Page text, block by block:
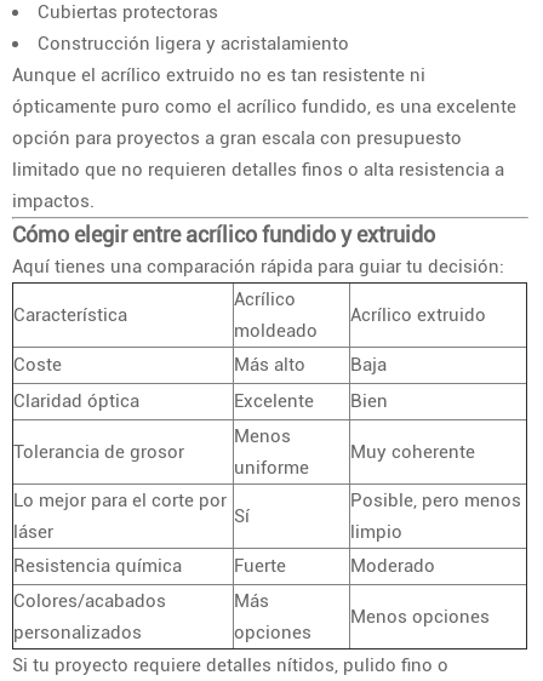
Cubiertas protectoras
Construcción ligera y acristalamiento
Aunque el acrílico extruido no es tan resistente ni
ópticamente puro como el acrílico fundido, es una excelente
opción para proyectos a gran escala con presupuesto
limitado que no requieren detalles finos o alta resistencia a
impactos.
Cómo elegir entre acrílico fundido y extruido
Aquí tienes una comparación rápida para guiar tu decisión:
Característica
Acrílico
moldeado
Acrílico extruido
Coste Más alto
Baja
Claridad óptica
Excelente Bien
Tolerancia de grosor
Menos
uniforme
Muy coherente
Lo mejor para el corte por
láser
Sí
Posible, pero menos
limpio
Resistencia química
Fuerte
Moderado
Colores/acabados
personalizados
Más
opciones
Menos opciones
Si tu proyecto requiere detalles nítidos, pulido fino o